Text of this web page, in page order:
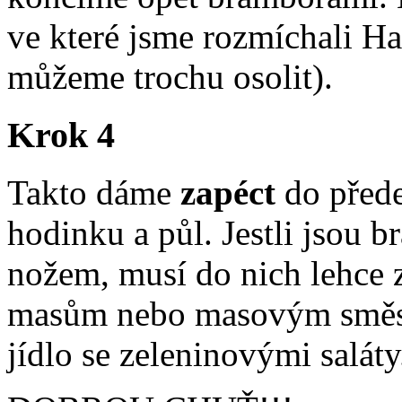
ve které jsme rozmíchali
můžeme trochu osolit).
Krok 4
Takto dáme zapéct do
hodinku a půl. Jestli jsou
nožem, musí do nich lehce
masům nebo masovým
jídlo se zeleninovými